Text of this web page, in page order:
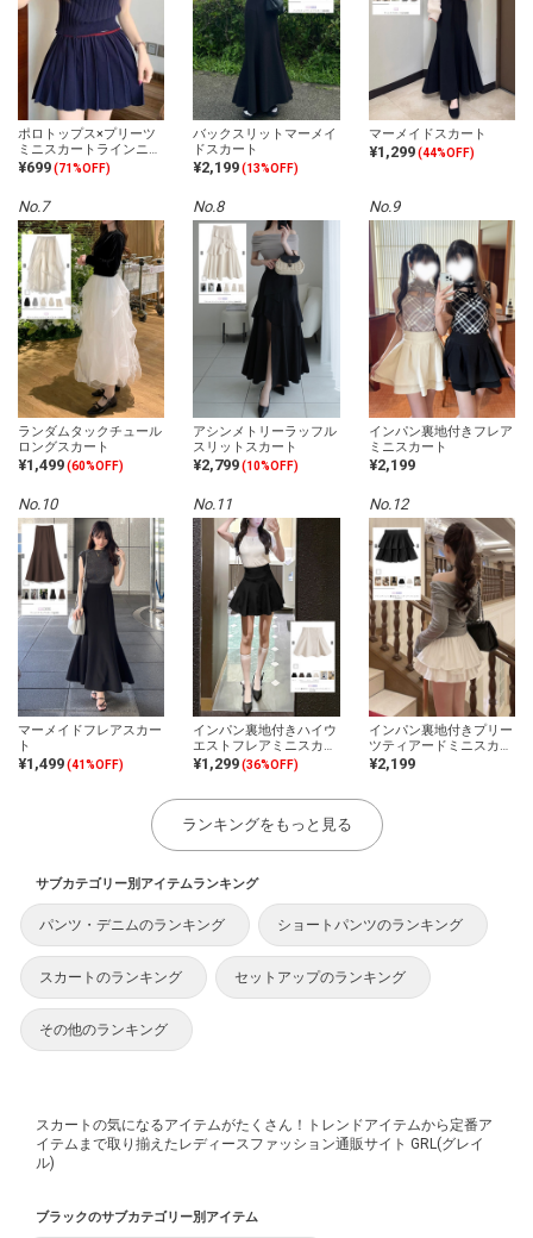
ポロトップス×プリーツ
ミニスカートラインニッ
トセットアップ
¥699(71%OFF)
バックスリットマーメイ
ドスカート
¥2,199 (13%OFF)
マーメイドスカート
¥1,299 (44%OFF)
No.7
ランダムタックチュール
ロングスカート
¥1,499(60%OFF)
No.8
アシンメトリーラッフル
スリットスカート
¥2,799 (10%OFF)
No.9
インパン裏地付きフレア
ミニスカート
¥2,199
No.10
マーメイドフレアスカー
ト
¥1,499(41%OFF)
No.11
インパン裏地付きハイウ
エストフレアミニスカー
ト
¥1,299 (36%OFF)
No.12
インパン裏地付きプリー
ツティアードミニスカー
ト
¥2,199
ランキングをもっと見る
サブカテゴリー別アイテムランキング
パンツ・デニムのランキング ショートパンツのランキング
スカートのランキング セットアップのランキング
その他のランキング
スカートの気になるアイテムがたくさん！トレンドアイテムから定番ア
イテムまで取り揃えたレディースファッション通販サイト GRL(グレイ
ル)
ブラックのサブカテゴリー別アイテム